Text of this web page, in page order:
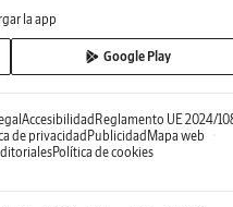
la app
Google Play
AccesibilidadReglamento UE 2024/
de privacidadPublicidadMapa web
Política de cookies